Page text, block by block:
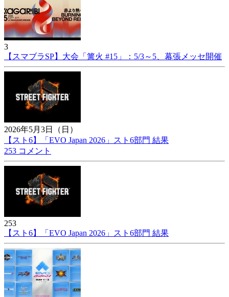
3
【スマブラSP】大会「篝火 #15」：5/3～5、幕張メッセ開催
2026年5月3日（日）
【スト6】「EVO Japan 2026」スト6部門 結果
253 コメント
253
【スト6】「EVO Japan 2026」スト6部門 結果